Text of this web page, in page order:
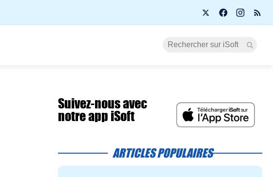
Suivez-nous avec
notre app iSoft
ARTICLES POPULAIRES